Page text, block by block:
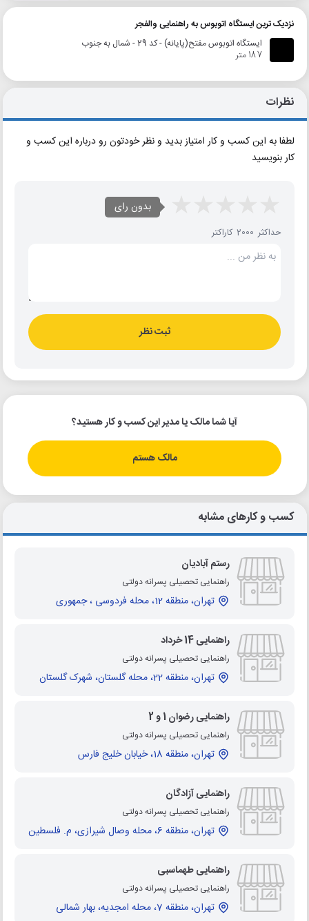
نزدیک ترین ایستگاه اتوبوس به راهنمایی والفجر
ایستگاه اتوبوس مفتح(پایانه) - کد 29 - شمال به جنوب
187 متر
نظرات
لطفا به این کسب و کار امتیاز بدید و نظر خودتون رو درباره این کسب و
کار بنویسید
بدون رای
حداکثر 2000 کاراکتر
ثبت نظر
آیا شما مالک یا مدیر این کسب و کار هستید؟
مالک هستم
کسب و کارهای مشابه
رستم آبادیان
راهنمایی تحصیلی پسرانه دولتی
تهران، منطقه 12، محله فردوسی ، جمهوری
راهنمایی 14 خرداد
راهنمایی تحصیلی پسرانه دولتی
تهران، منطقه 22، محله گلستان، شهرک گلستان
راهنمایی رضوان 1 و 2
راهنمایی تحصیلی پسرانه دولتی
تهران، منطقه 18، خیابان خلیج فارس
راهنمایی آزادگان
راهنمایی تحصیلی پسرانه دولتی
تهران، منطقه 6، محله وصال شیرازی، م. فلسطین
راهنمایی طهماسبی
راهنمایی تحصیلی پسرانه دولتی
تهران، منطقه 7، محله امجدیه، بهار شمالی